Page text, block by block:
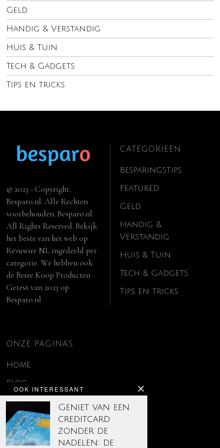
Geld
Handig & Verstandig
Huis & Tuin
Tech & Gadgets
Tips en tricks
OOK INTERESSANT
Geniet van een
creditcard
zonder de
nadelen: de
© 2023 - Copyright.
Besparo.nl. Alle Rechten
voorbehouden. Besparo.nl.
All Rights Reserved. Bekijk
het beste van het web op
Revuwire NL ingedeeld per
categorie. We hebben ook
deBeste Koop Producten
Getest van 2023 op
Besparo.nl
CATEGORIEËN
Besparingstips
Featured
Geld
Handig &
Verstandig
Huis & Tuin
Tech & Gadgets
Tips en tricks
ONZE PAGINA’S
Home
Blog
Contact
Disclaimer
Over ons